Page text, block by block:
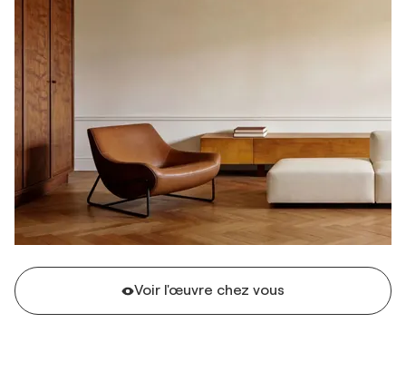
Voir l'œuvre chez vous